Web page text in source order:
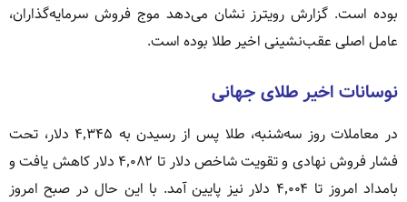
بوده است. گزارش رویترز نشان می‌دهد موج فروش سرمایه‌گذاران،
عامل اصلی عقب‌نشینی اخیر طلا بوده است.
نوسانات اخیر طلای جهانی
در معاملات روز سه‌شنبه، طلا پس از رسیدن به ۴٬۳۴۵ دلار، تحت
فشار فروش نهادی و تقویت شاخص دلار تا ۴٬۰۸۲ دلار کاهش یافت و
بامداد امروز تا ۴٬۰۰۴ دلار نیز پایین آمد. با این حال در صبح امروز